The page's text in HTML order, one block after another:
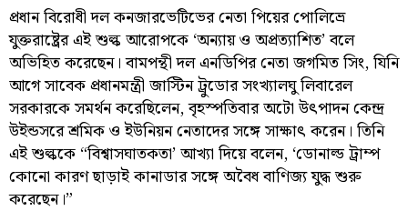
প্রধান বিরোধী দল কনজারভেটিভের নেতা পিয়ের পোলিভ্রে
যুক্তরাষ্ট্রের এই শুল্ক আরোপকে ‘অন্যায় ও অপ্রত্যাশিত’ বলে
অভিহিত করেছেন। বামপন্থী দল এনডিপির নেতা জগমিত সিং, যিনি
আগে সাবেক প্রধানমন্ত্রী জাস্টিন ট্রুডোর সংখ্যালঘু লিবারেল
সরকারকে সমর্থন করেছিলেন, বৃহস্পতিবার অটো উৎপাদন কেন্দ্র
উইন্ডসরে শ্রমিক ও ইউনিয়ন নেতাদের সঙ্গে সাক্ষাৎ করেন। তিনি
এই শুল্ককে “বিশ্বাসঘাতকতা’ আখ্যা দিয়ে বলেন, ‘ডোনাল্ড ট্রাম্প
কোনো কারণ ছাড়াই কানাডার সঙ্গে অবৈধ বাণিজ্য যুদ্ধ শুরু
করেছেন।”